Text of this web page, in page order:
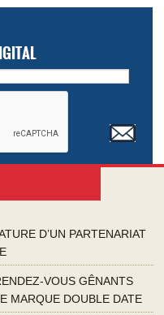
D’UN PARTENARIAT
VOUS GÊNANTS
MARQUE DOUBLE DATE